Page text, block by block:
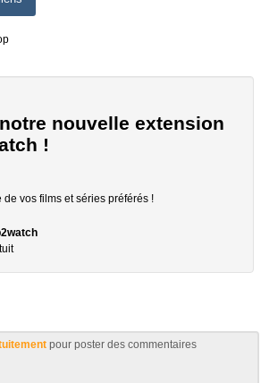
nouvelle extension
!
vos films et séries préférés !
pour poster des commentaires